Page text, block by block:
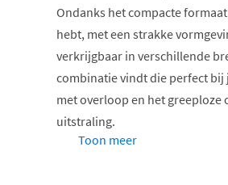
Ondanks het compacte
hebt, met een strakke
verkrijgbaar in verschillende
combinatie vindt die perfect bij
met overloop en het
uitstraling.
Toon meer